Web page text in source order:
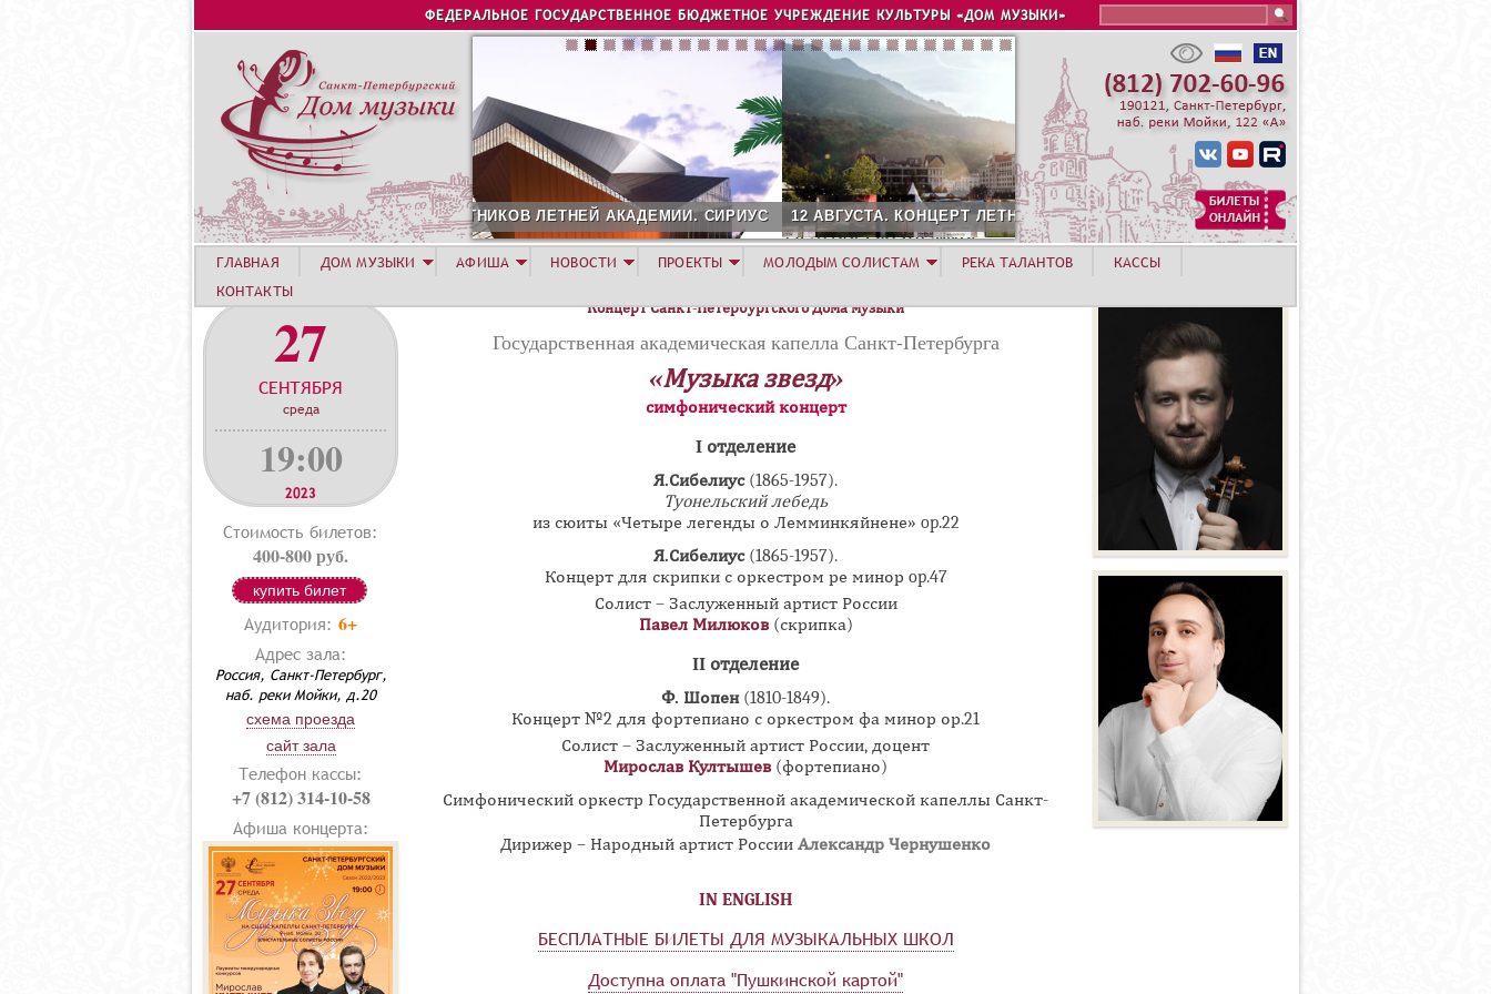
Jump to navigation
ФЕДЕРАЛЬНОЕ ГОСУДАРСТВЕННОЕ БЮДЖЕТНОЕ УЧРЕЖДЕНИЕ КУЛЬТУРЫ «ДОМ МУЗЫКИ»
КОНЦЕРТ УЧАСТНИКОВ ЛЕТНЕЙ АКАДЕМИИ. СИРИУС 12 АВГУСТА. КОНЦЕРТ ЛЕТНЕЙ АКАДЕМИИ. РОЗА ХУТОР
27
СЕНТЯБРЯ
среда
19:00
2023
Стоимость билетов:
400-800 руб.
купить билет
Аудитория: 6+
Адрес зала:
Россия, Санкт-Петербург,
наб. реки Мойки, д.20
схема проезда
сайт зала
Телефон кассы:
+7 (812) 314-10-58
Афиша концерта:
Концерт Санкт-Петербургского Дома музыки
Государственная академическая капелла Санкт-Петербурга
«Музыка звезд»
симфонический концерт
I отделение
Я.Сибелиус(1865-1957).
Туонельский лебедь
из сюиты «Четыре легенды о Лемминкяйнене» op.22
Я.Сибелиус(1865-1957).
Концерт для скрипки с оркестром ре минор op.47
Солист – Заслуженный артист России
Павел Милюков(скрипка)
II отделение
Ф. Шопен (1810-1849).
Концерт №2 для фортепиано с оркестром фа минор ор.21
Солист – Заслуженный артист России, доцент
Мирослав Култышев (фортепиано)
Симфонический оркестр Государственной академической капеллы Санкт-
Петербурга
Дирижер – Народный артист России Александр Чернушенко
IN ENGLISH
БЕСПЛАТНЫЕ БИЛЕТЫ ДЛЯ МУЗЫКАЛЬНЫХ ШКОЛ
Доступна оплата "Пушкинской картой"
ГЛАВНАЯ ДОМ МУЗЫКИ АФИША НОВОСТИ ПРОЕКТЫ МОЛОДЫМ СОЛИСТАМ РЕКА ТАЛАНТОВ
КАССЫ
КОНТАКТЫ